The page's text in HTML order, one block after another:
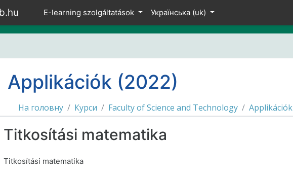
E-learning szolgáltatások Українська ‎(uk)‎
Applikációk (2022)
На головну Курси Faculty of Science and Technology Applikációk
Titkosítási matematika
Titkosítási matematika